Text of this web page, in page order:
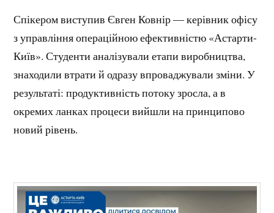
Спікером виступив Євген Ковнір — керівник офісу
з управління операційною ефективністю «Астарти-
Київ». Студенти аналізували етапи виробництва,
знаходили втрати й одразу впроваджували зміни. У
результаті: продуктивність потоку зросла, а в
окремих ланках процеси вийшли на принципово
новий рівень.